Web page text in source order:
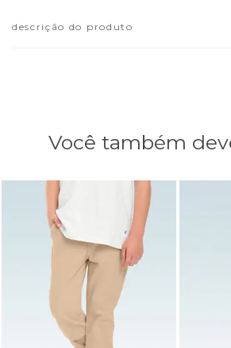
descrição do produto
Você também